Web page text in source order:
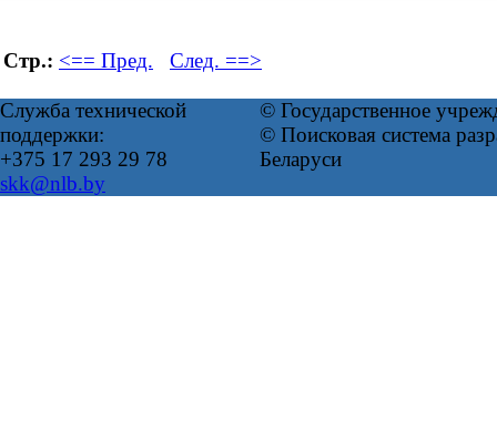
Стр.: <== Пред. След. ==>
Служба технической
поддержки:
+375 17 293 29 78
skk@nlb.by
© Государственное
© Поисковая система
Беларуси